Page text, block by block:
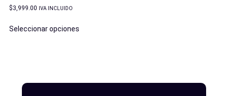
$3,999.00 IVA INCLUIDO
Seleccionar opciones